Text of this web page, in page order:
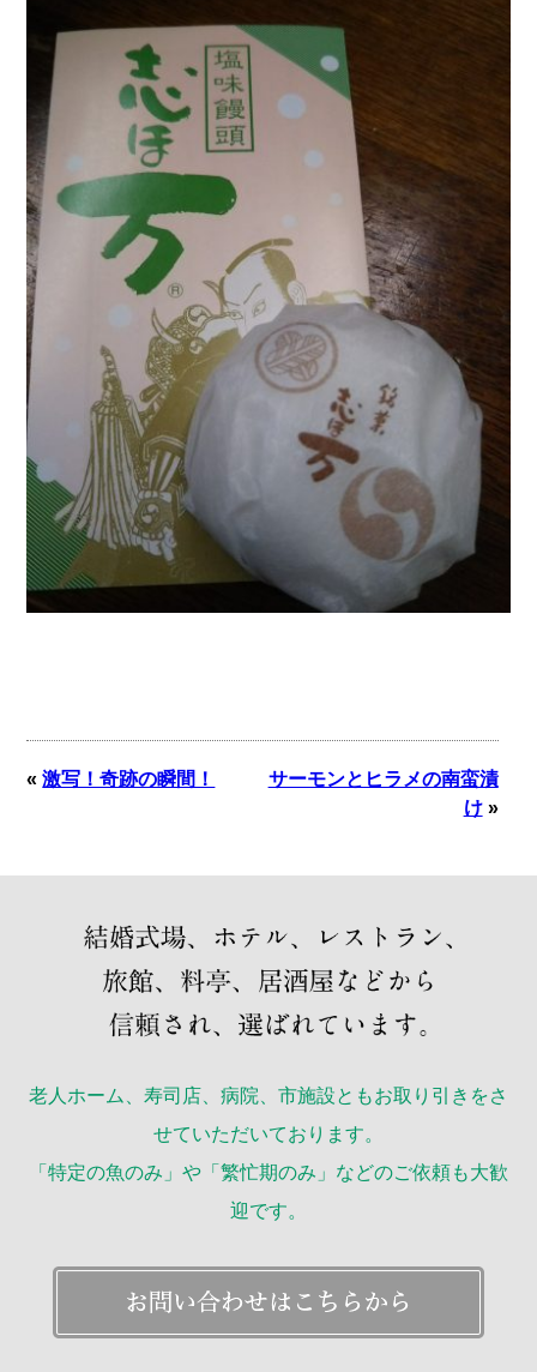
«激写！奇跡の瞬間！
サーモンとヒラメの南蛮漬
け»
老人ホーム、寿司店、病院、市施設ともお取り引きをさ
せていただいております。
「特定の魚のみ」や「繁忙期のみ」などのご依頼も大歓
迎です。